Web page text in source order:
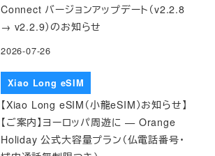
Connect バージョンアップデート（v2.2.8
→ v2.2.9）のお知らせ
2026-07-26
Xiao Long eSIM
【Xiao Long eSIM（小龍eSIM）お知らせ】
【ご案内】ヨーロッパ周遊に — Orange
Holiday 公式大容量プラン（仏電話番号・